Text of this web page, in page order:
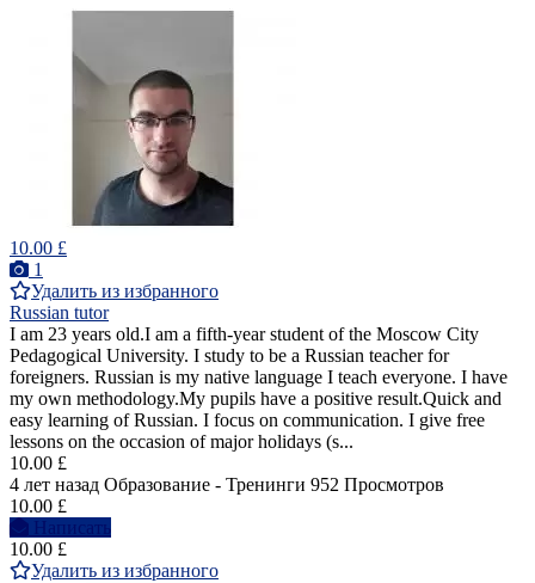
10.00 £
1
Удалить из избранного
Russian tutor
I am 23 years old.I am a fifth-year student of the Moscow City
Pedagogical University. I study to be a Russian teacher for
foreigners. Russian is my native language I teach everyone. I have
my own methodology.My pupils have a positive result.Quick and
easy learning of Russian. I focus on communication. I give free
lessons on the occasion of major holidays (s...
10.00 £
4 лет назад Образование - Тренинги 952 Просмотров
10.00 £
Написать
10.00 £
Удалить из избранного